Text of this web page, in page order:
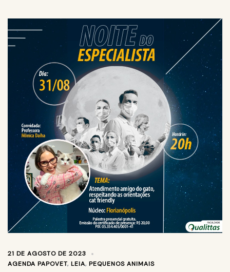
21 DE AGOSTO DE 2023
AGENDA PAPOVET, LEIA, PEQUENOS ANIMAIS